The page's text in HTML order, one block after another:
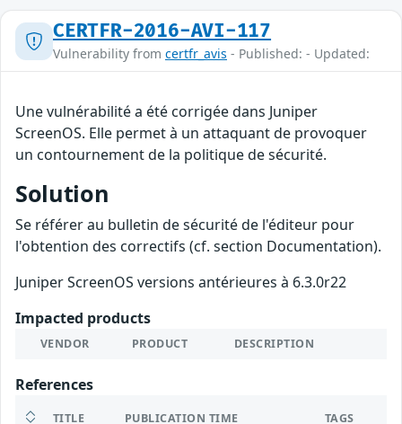
CERTFR-2016-AVI-117
Vulnerability from certfr_avis - Published: - Updated:
Une vulnérabilité a été corrigée dans Juniper
ScreenOS. Elle permet à un attaquant de provoquer
un contournement de la politique de sécurité.
Solution
Se référer au bulletin de sécurité de l'éditeur pour
l'obtention des correctifs (cf. section Documentation).
Juniper ScreenOS versions antérieures à 6.3.0r22
Impacted products
VENDOR PRODUCT DESCRIPTION
References
TITLE PUBLICATION TIME TAGS